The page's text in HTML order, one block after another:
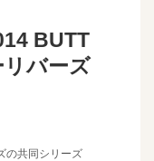
BUTT
バーズ
の共同シリーズ